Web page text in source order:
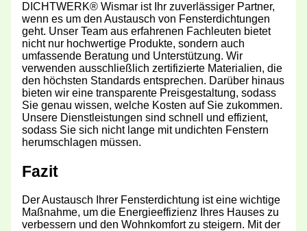
DICHTWERK® Wismar ist Ihr zuverlässiger Partner,
wenn es um den Austausch von Fensterdichtungen
geht. Unser Team aus erfahrenen Fachleuten bietet
nicht nur hochwertige Produkte, sondern auch
umfassende Beratung und Unterstützung. Wir
verwenden ausschließlich zertifizierte Materialien, die
den höchsten Standards entsprechen. Darüber hinaus
bieten wir eine transparente Preisgestaltung, sodass
Sie genau wissen, welche Kosten auf Sie zukommen.
Unsere Dienstleistungen sind schnell und effizient,
sodass Sie sich nicht lange mit undichten Fenstern
herumschlagen müssen.
Fazit
Der Austausch Ihrer Fensterdichtung ist eine wichtige
Maßnahme, um die Energieeffizienz Ihres Hauses zu
verbessern und den Wohnkomfort zu steigern. Mit der